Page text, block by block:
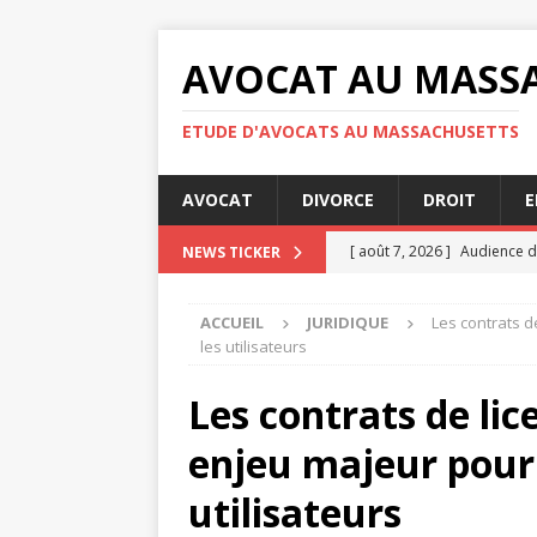
AVOCAT AU
ETUDE D'AVOCATS AU MASSACHUSETTS
AVOCAT DIVORCE DROIT
NEWS TICKER [ août 7, 2026 ] Audience
[ août 4, 2026 ] Les
[ août 3, 2026 ] Question
[ août 7, 2026 ] Comment
ACCUEIL JURIDIQUE
Les contrats
les utilisateurs
Les contrats de
enjeu majeur
utilisateurs